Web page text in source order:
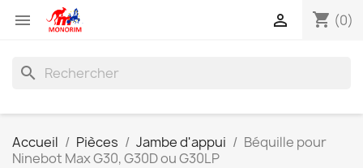
 shopping_cart (0)

search
Accueil Pièces Jambe d'appui
Béquille pour
Ninebot Max G30, G30D ou G30LP